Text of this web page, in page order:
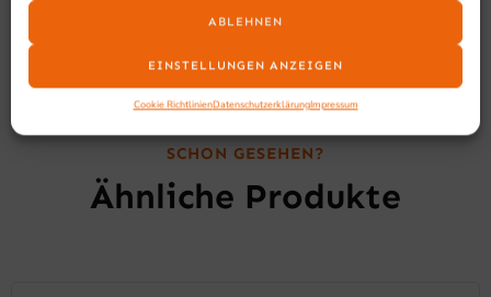
ABLEHNEN
EINSTELLUNGEN ANZEIGEN
Cookie RichtlinienDatenschutzerklärungImpressum
SCHON GESEHEN?
Ähnliche Produkte